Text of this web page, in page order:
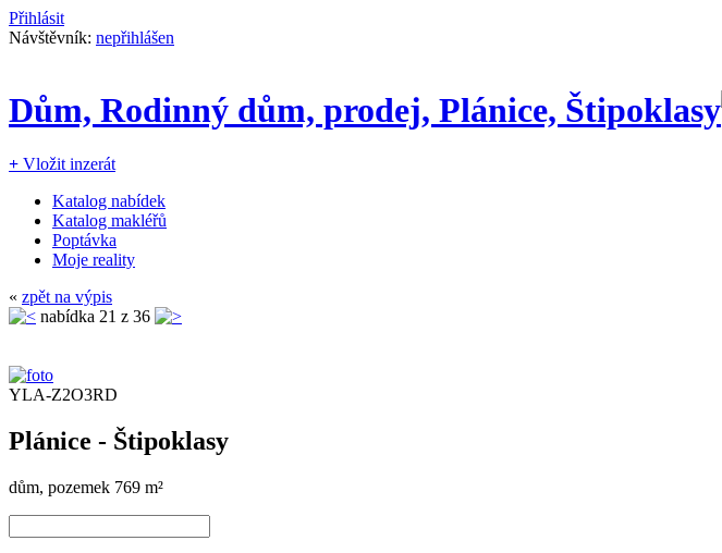
Přihlásit
Návštěvník: nepřihlášen
Dům, Rodinný dům, prodej, Plánice, Štipoklasy
+ Vložit inzerát
Katalog nabídek
Katalog makléřů
Poptávka
Moje reality
« zpět na výpis
nabídka 21 z 36
YLA-Z2O3RD
Plánice - Štipoklasy
dům, pozemek 769 m²